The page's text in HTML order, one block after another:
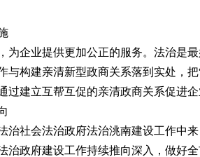
为企业提供更加公正的服务。法治是
与构建亲清新型政商关系落到实处，
过建立互帮互促的亲清政商关系促进
治社会法治政府法治洮南建设工作中
治政府建设工作持续推向深入，做好